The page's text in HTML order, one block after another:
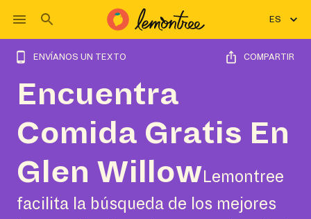
ES
ENVÍANOS UN TEXTO COMPARTIR
Encuentra
Comida Gratis En
Glen Willow Lemontree
facilita la búsqueda de los mejores